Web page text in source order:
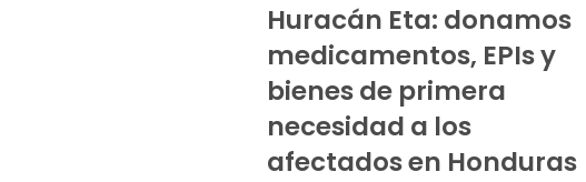
Huracán Eta: donamos
medicamentos, EPIs y
bienes de primera
necesidad a los
afectados en Honduras